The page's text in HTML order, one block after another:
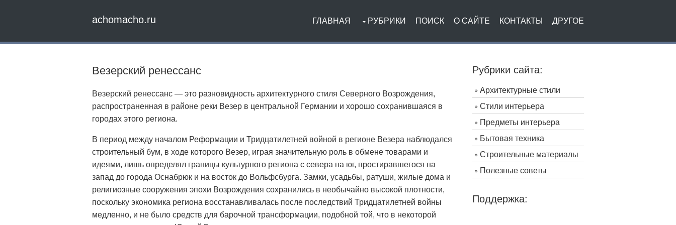
achomacho.ru ГЛАВНАЯ РУБРИКИ ПОИСК О САЙТЕ КОНТАКТЫ ДРУГОЕ
Везерский ренессанс
Везерский ренессанс — это разновидность архитектурного стиля Северного Возрождения,
распространенная в районе реки Везер в центральной Германии и хорошо сохранившаяся в
городах этого региона.
В период между началом Реформации и Тридцатилетней войной в регионе Везера наблюдался
строительный бум, в ходе которого Везер, играя значительную роль в обмене товарами и
идеями, лишь определял границы культурного региона с севера на юг, простиравшегося на
запад до города Оснабрюк и на восток до Вольфсбурга. Замки, усадьбы, ратуши, жилые дома и
религиозные сооружения эпохи Возрождения сохранились в необычайно высокой плотности,
поскольку экономика региона восстанавливалась после последствий Тридцатилетней войны
медленно, и не было средств для барочной трансформации, подобной той, что в некоторой
Рубрики сайта:
Архитектурные стили
Стили интерьера
Предметы интерьера
Бытовая техника
Строительные материалы
Полезные советы
Поддержка: